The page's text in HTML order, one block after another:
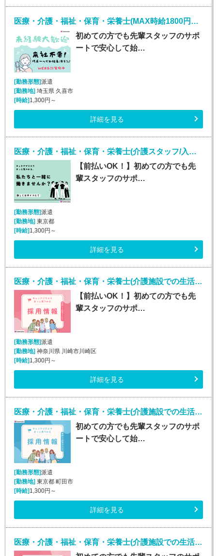
医療・介護・福祉・保育・栄養士(MAX時給1800円！介護施設での生活介助)
初めての方でも先輩スタッフのサポ
ートで安心して始…
[勤務形態]派遣
[勤務地] 埼玉県 久喜市
[時給] 1,300円～
詳細を見る
医療・介護・福祉・保育・栄養士(介護スタッフ/入社日応相談/東京23区)
【前払いOK！】初めての方でも先
輩スタッフのサポ…
[勤務形態]派遣
[勤務地]東京都
[時給]1,300円～
詳細を見る
医療・介護・福祉・保育・栄養士(介護施設での生活介助(介護スタッフ)/川崎)
【前払いOK！】初めての方でも先
輩スタッフのサポ…
[勤務形態]派遣
[勤務地] 神奈川県 川崎市川崎区
[時給] 1,300円～
詳細を見る
医療・介護・福祉・保育・栄養士(介護施設での生活介助(介護スタッフ)/町田)
初めての方でも先輩スタッフのサポ
ートで安心して始…
[勤務形態]派遣
[勤務地] 東京都 町田市
[時給] 1,300円～
詳細を見る
医療・介護・福祉・保育・栄養士(介護施設での生活介助(介護スタッフ)/大宮)